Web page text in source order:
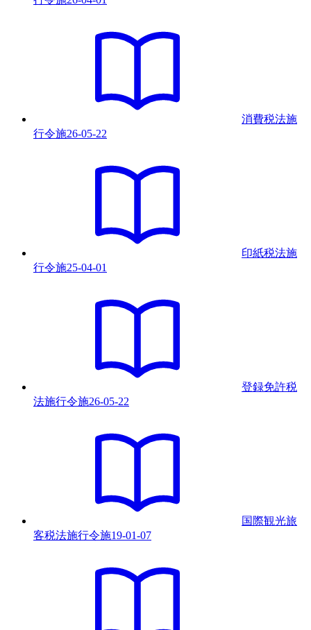
消費税法施
行令施26-05-22
印紙税法施
行令施25-04-01
登録免許税
法施行令施26-05-22
国際観光旅
客税法施行令施19-01-07